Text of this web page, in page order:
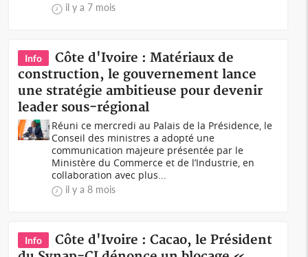
il y a 7 mois
Info
Côte d'Ivoire : Matériaux de
construction, le gouvernement lance
une stratégie ambitieuse pour devenir
leader sous-régional
Réuni ce mercredi au Palais de la Présidence, le
Conseil des ministres a adopté une
communication majeure présentée par le
Ministère du Commerce et de l’Industrie, en
collaboration avec plus...
il y a 8 mois
Info
Côte d'Ivoire : Cacao, le Président